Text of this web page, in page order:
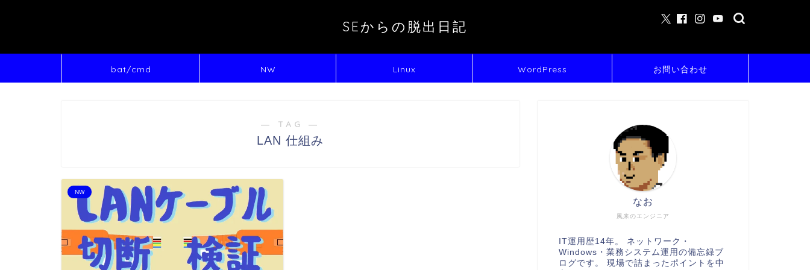
SEからの脱出日記
bat/cmd NW Linux WordPress お問い合わせ
― TAG ―
LAN 仕組み
NW
風来のエンジニア
なお
IT運用歴14年。 ネットワーク・
Windows・業務システム運用の備忘録ブ
ログです。 現場で詰まったポイントを中